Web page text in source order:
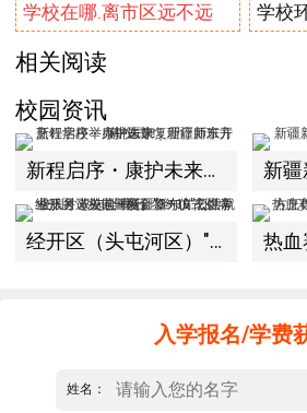
学校在哪.离市区远不远 学校
相关阅读
校园资讯
新程启序・康护未来｜新疆新东方烹饪学校举办中医康复理疗师班开幕仪式！
经开区（头屯河区）"3+10"公共就业服务进校园暨新疆新东方烹饪学校人才双选会+校企签约仪式圆满举行
入学报名/学费
姓名：